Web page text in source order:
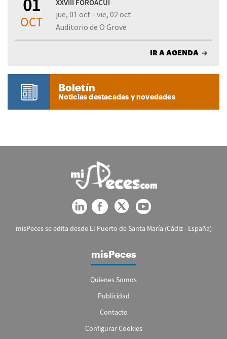
01
OCT
XXVIII FOROACUI
jue, 01 oct - vie, 02 oct
Auditorio de O Grove
IR A AGENDA
Boletín
Noticias destacadas y novedades
misPeces se edita desde El Puerto de Santa María (Cádiz - España)
misPeces
Quienes Somos
Publicidad
Contacto
Configurar Cookies